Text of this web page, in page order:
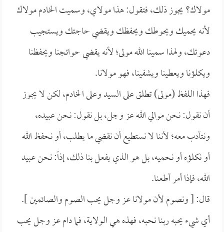
مولاك؟ يجوز ذلك، فتقول: هذا مولاي، وسميت الخادم مولاك
لأنه يحميك ويحوطك ويحفظك ويقضي حاجتك ويستجيب
دعوتك، ولهذا سمينا الله مولى؛ لأنه يقضي حوائجنا ويحفظنا
ويكلؤنا ويعطينا ويشفينا، فهو مولانا.
فهذا اللفظ (مولى) تطلق على السيد وعلى الخادم، لكن لا يجوز
أن نقول: نحن موالي الله عز وجل، بل نقول: نحن عبيده،
ونتأدب معه؛ لأننا لا نستطيع أن نقضي ما يطلب، أو نحفظ الله
أو نكلؤه أو نحميه، بل هو الذي يفعل بنا ذلك، إذاً: نحن عبيد
الله، فإذا أمر أطعنا.
قال: [ ونصوم لأن مولانا عز وجل يحب الصوم والصائمين ].
أي شيء يحبه ربنا نحبه، فهذه هي الولاية، فما دام عز وجل يحب